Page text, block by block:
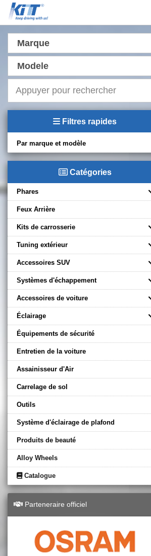
Marque
Modele
Filtres rapides
Par marque et modèle
Catégories
Phares
Feux Arrière
Kits de carrosserie
Tuning extérieur
Accessoires SUV
Systèmes d'échappement
Accessoires de voiture
Éclairage
Équipements de sécurité
Entretien de la voiture
Assainisseur d'Air
Carrelage de sol
Outils
Système d'éclairage de plafond
Produits de beauté
Alloy Wheels
Catalogue
Parteneraire officiel